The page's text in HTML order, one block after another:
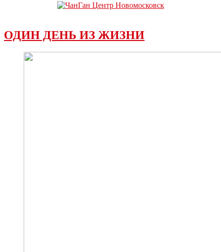
ОДИН ДЕНЬ ИЗ ЖИЗНИ